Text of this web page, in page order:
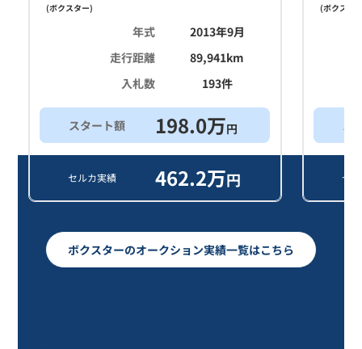
(ボクスター)
年式
2013年9月
走行距離
89,941km
入札数
193件
スタート額 198.0万円
セルカ実績 462.2万円
(ボクスタ
ス
セ
ボクスターのオークション実績一覧はこちら